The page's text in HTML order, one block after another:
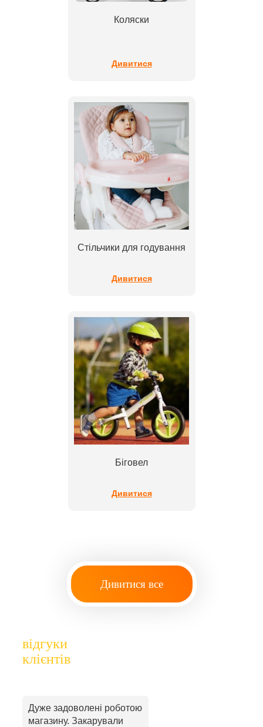
Коляски
Дивитися
Стільчики для годування
Дивитися
Біговел
Дивитися
Дивитися все
відгуки
клієнтів
Дуже задоволені роботою
магазину. Закарували